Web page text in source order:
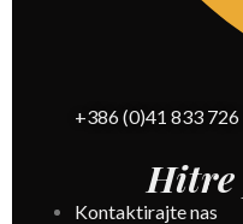
+386 (0)41 833 726
Hitre
Kontaktirajte nas